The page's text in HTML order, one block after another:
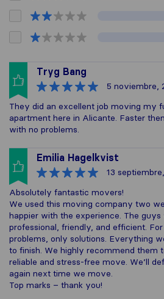
Tryg Bang
5 noviembre,
They did an excellent job moving my
apartment here in Alicante. Faster
with no problems.
Emilia Hagelkvist
13
Absolutely fantastic movers!
We used this moving company two
happier with the experience. The
professional, friendly, and efficient.
problems, only solutions. Everything
to finish. We highly recommend them
reliable and stress-free move. We’ll
again next time we move.
Top marks – thank you!